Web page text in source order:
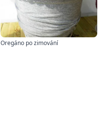
Oregáno po zimování